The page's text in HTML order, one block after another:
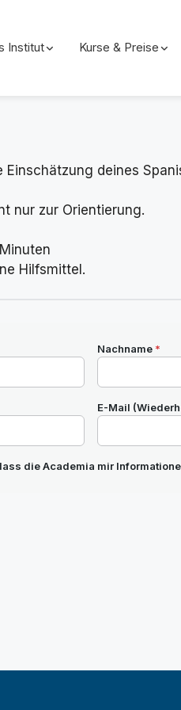
Institut Kurse & Preise
deines
nur zur Orientierung.
Hilfsmittel.
Nachname *
E-Mail
die Academia mir